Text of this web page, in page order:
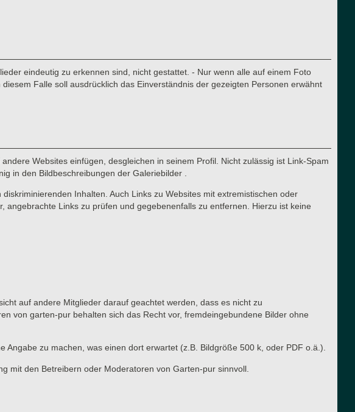
eindeutig zu erkennen sind, nicht gestattet. - Nur wenn alle auf einem Foto
Falle soll ausdrücklich das Einverständnis der gezeigten Personen erwähnt
Websites einfügen, desgleichen in seinem Profil. Nicht zulässig ist Link-Spam
in den Bildbeschreibungen der Galeriebilder .
Inhalten. Auch Links zu Websites mit extremistischen oder
Links zu prüfen und gegebenenfalls zu entfernen. Hierzu ist keine
auf andere Mitglieder darauf geachtet werden, dass es nicht zu
von garten-pur behalten sich das Recht vor, fremdeingebundene Bilder ohne
zu machen, was einen dort erwartet (z.B. Bildgröße 500 k, oder PDF o.ä.).
mit den Betreibern oder Moderatoren von Garten-pur sinnvoll.